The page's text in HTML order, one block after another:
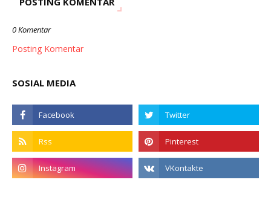
0 Komentar
Posting Komentar
SOSIAL MEDIA